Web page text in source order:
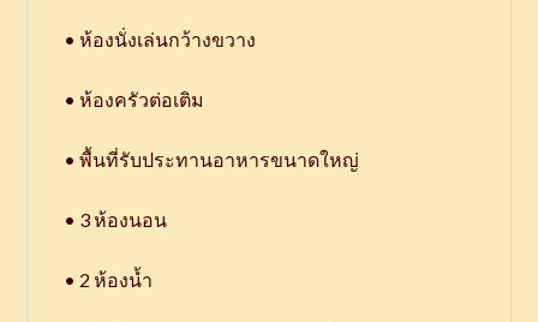
• ห้องนั่งเล่นกว้างขวาง
• ห้องครัวต่อเติม
• พื้นที่รับประทานอาหารขนาดใหญ่
• 3 ห้องนอน
• 2 ห้องน้ำ